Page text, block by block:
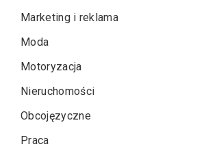
Marketing i reklama
Moda
Motoryzacja
Nieruchomości
Obcojęzyczne
Praca